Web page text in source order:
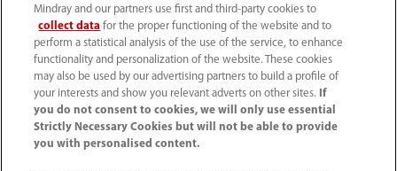
Mindray and our partners use first and third-party cookies to
collect data for the proper functioning of the website and to
perform a statistical analysis of the use of the service, to enhance
functionality and personalization of the website. These cookies
may also be used by our advertising partners to build a profile of
your interests and show you relevant adverts on other sites.
If
you do not consent to cookies, we will only use essential
Strictly Necessary Cookies but will not be able to provide
you with personalised content.